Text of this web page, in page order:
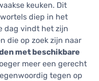
keuken. Dit
diep in het
dag vindt het zijn
die op zoek zijn naar
met beschikbare
meer een gerecht
tegen op